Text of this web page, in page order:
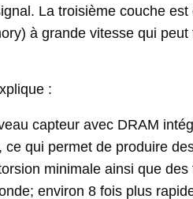
La troisième couche
à grande vitesse qui
:
capteur avec DRAM
ce qui permet de produire
minimale ainsi que
environ 8 fois plus